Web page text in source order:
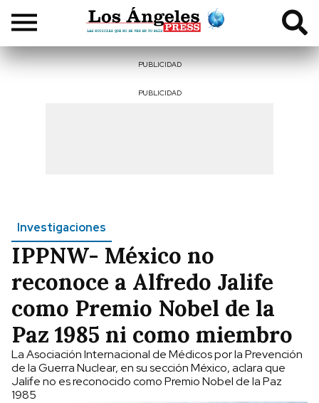
PUBLICIDAD
PUBLICIDAD
Investigaciones
IPPNW- México no
reconoce a Alfredo Jalife
como Premio Nobel de la
Paz 1985 ni como miembro
La Asociación Internacional de Médicos por la Prevención
de la Guerra Nuclear, en su sección México, aclara que
Jalife no es reconocido como Premio Nobel de la Paz
1985